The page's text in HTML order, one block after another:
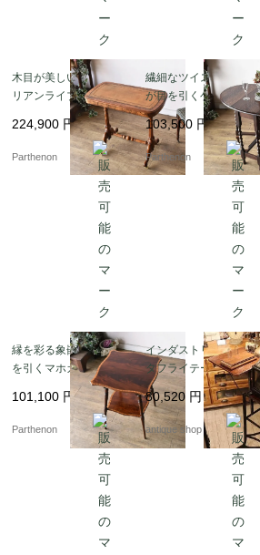
木目が美しいヴィクト
リアンライブラリーテ
ーブル【t31】
224,900 円
Parthenon
繊細なツイストレッグ
が目を引くゲートレッ
グテーブル【t304】
103,500 円
Parthenon
縁を彩る象嵌細工が目
を引くマホガニーサイ
ドテーブル【t230】
101,100 円
Parthenon
インダストリアル バ
タフライテーブル(マシ
ンはおまけ)
80,520 円
antique shop at's